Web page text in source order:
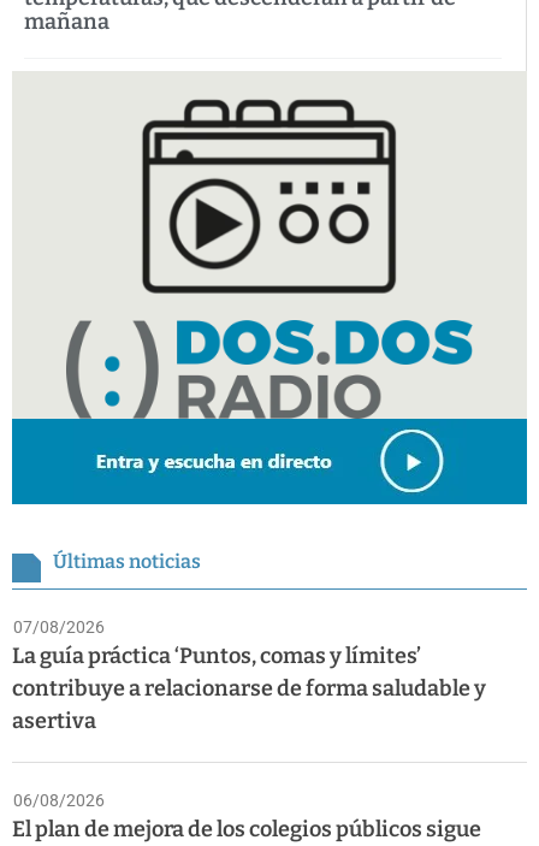
mañana
Últimas noticias
07/08/2026
La guía práctica ‘Puntos, comas y límites’
contribuye a relacionarse de forma saludable y
asertiva
06/08/2026
El plan de mejora de los colegios públicos sigue